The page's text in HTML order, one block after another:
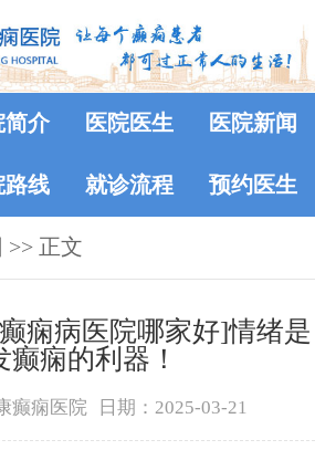
简介 医院医生 医院新闻
路线 就诊流程 预约医生
>> 正文
痫病医院哪家好]情绪是
癫痫的利器！
癫痫医院 日期：2025-03-21